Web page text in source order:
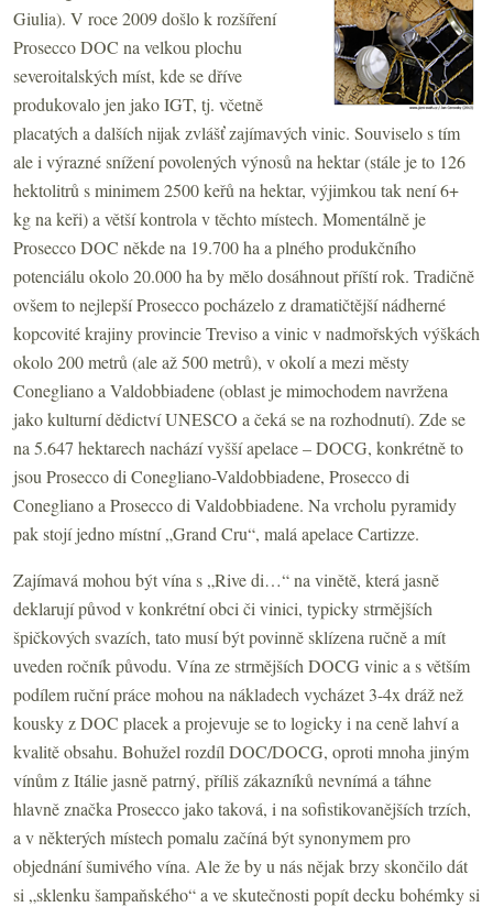
Giulia). V roce 2009 došlo k rozšíření
Prosecco DOC na velkou plochu
severoitalských míst, kde se dříve
produkovalo jen jako IGT, tj. včetně
placatých a dalších nijak zvlášť zajímavých vinic. Souviselo s tím
ale i výrazné snížení povolených výnosů na hektar (stále je to 126
hektolitrů s minimem 2500 keřů na hektar, výjimkou tak není 6+
kg na keři) a větší kontrola v těchto místech. Momentálně je
Prosecco DOC někde na 19.700 ha a plného produkčního
potenciálu okolo 20.000 ha by mělo dosáhnout příští rok. Tradičně
ovšem to nejlepší Prosecco pocházelo z dramatičtější nádherné
kopcovité krajiny provincie Treviso a vinic v nadmořských výškách
okolo 200 metrů (ale až 500 metrů), v okolí a mezi městy
Conegliano a Valdobbiadene (oblast je mimochodem navržena
jako kulturní dědictví UNESCO a čeká se na rozhodnutí). Zde se
na 5.647 hektarech nachází vyšší apelace – DOCG, konkrétně to
jsou Prosecco di Conegliano-Valdobbiadene, Prosecco di
Conegliano a Prosecco di Valdobbiadene. Na vrcholu pyramidy
pak stojí jedno místní „Grand Cru“, malá apelace Cartizze.
Zajímavá mohou být vína s „Rive di…“ na vinětě, která jasně
deklarují původ v konkrétní obci či vinici, typicky strmějších
špičkových svazích, tato musí být povinně sklízena ručně a mít
uveden ročník původu. Vína ze strmějších DOCG vinic a s větším
podílem ruční práce mohou na nákladech vycházet 3-4x dráž než
kousky z DOC placek a projevuje se to logicky i na ceně lahví a
kvalitě obsahu. Bohužel rozdíl DOC/DOCG, oproti mnoha jiným
vínům z Itálie jasně patrný, příliš zákazníků nevnímá a táhne
hlavně značka Prosecco jako taková, i na sofistikovanějších trzích,
a v některých místech pomalu začíná být synonymem pro
objednání šumivého vína. Ale že by u nás nějak brzy skončilo dát
si „sklenku šampaňského“ a ve skutečnosti popít decku bohémky si